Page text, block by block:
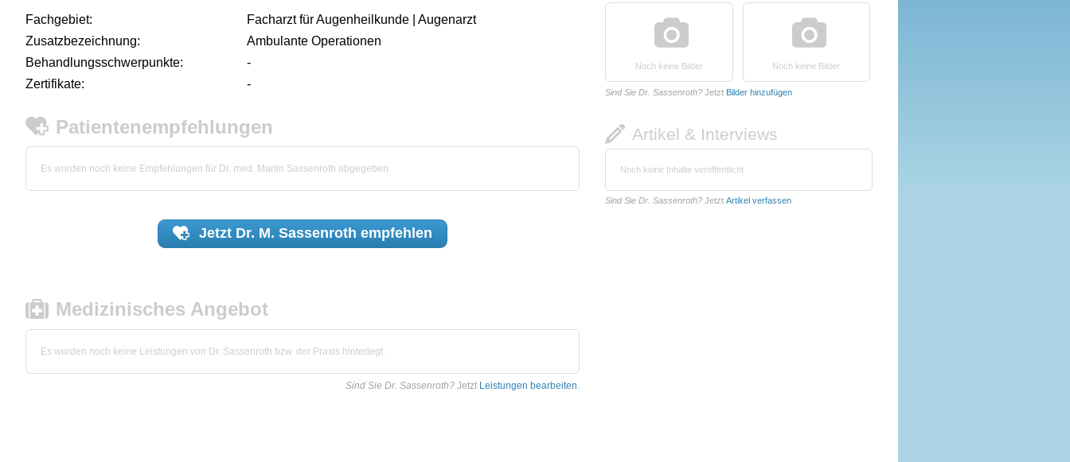
Fachgebiet:
Facharzt für Augenheilkunde | Augenarzt
Zusatzbezeichnung:
Ambulante Operationen
Behandlungsschwerpunkte:
-
Zertifikate:
-
Patientenempfehlungen
Es wurden noch keine Empfehlungen für Dr. med. Martin Sassenroth abgegeben.
Jetzt Dr. M. Sassenroth empfehlen
Medizinisches Angebot
Es wurden noch keine Leistungen von Dr. Sassenroth bzw. der Praxis hinterlegt.
Sind Sie Dr. Sassenroth? Jetzt Leistungen bearbeiten.
Noch keine Bilder Noch keine Bilder
Sind Sie Dr. Sassenroth? Jetzt Bilder hinzufügen
Artikel & Interviews
Noch keine Inhalte veröffentlicht
Sind Sie Dr. Sassenroth? Jetzt Artikel verfassen